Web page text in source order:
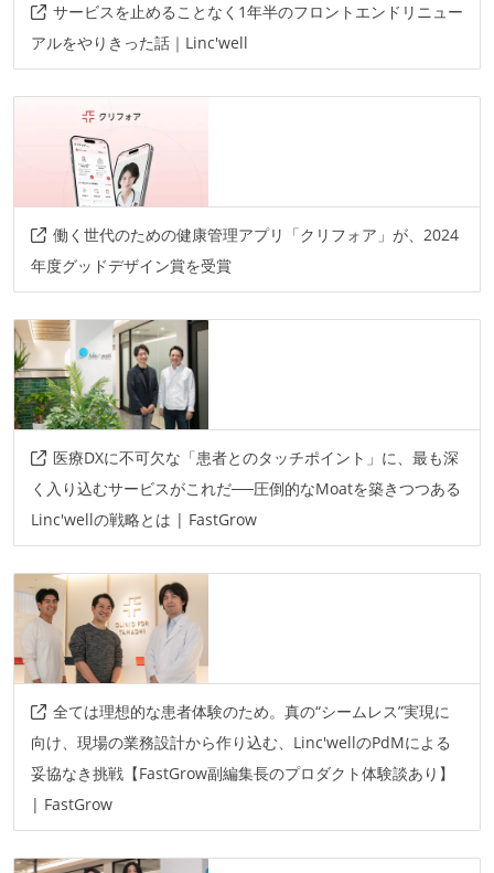
サービスを止めることなく1年半のフロントエンドリニュー
アルをやりきった話｜Linc'well
働く世代のための健康管理アプリ「クリフォア」が、2024
年度グッドデザイン賞を受賞
医療DXに不可欠な「患者とのタッチポイント」に、最も深
く入り込むサービスがこれだ──圧倒的なMoatを築きつつある
Linc'wellの戦略とは | FastGrow
全ては理想的な患者体験のため。真の“シームレス”実現に
向け、現場の業務設計から作り込む、Linc'wellのPdMによる
妥協なき挑戦【FastGrow副編集長のプロダクト体験談あり】
| FastGrow